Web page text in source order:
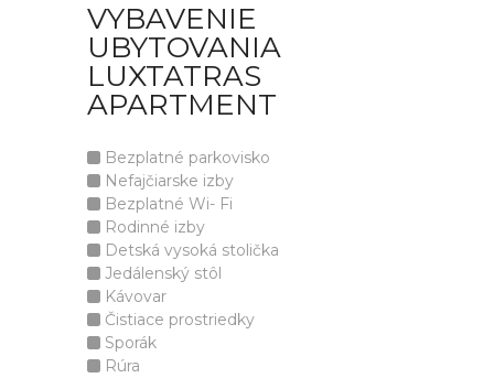
VYBAVENIE
UBYTOVANIA
LUXTATRAS
APARTMENT
Bezplatné parkovisko
Nefajčiarske izby
Bezplatné Wi- Fi
Rodinné izby
Detská vysoká stolička
Jedálenský stôl
Kávovar
Čistiace prostriedky
Sporák
Rúra